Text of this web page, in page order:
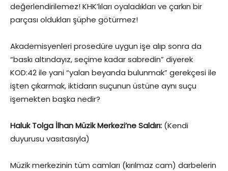
değerlendirilemez! KHK’lıları oyaladıkları ve çarkın bir
parçası oldukları şüphe götürmez!
Akademisyenleri prosedüre uygun işe alıp sonra da
“baskı altındayız, seçime kadar sabredin” diyerek
KOD:42 ile yani “yalan beyanda bulunmak” gerekçesi ile
işten çıkarmak, iktidarın suçunun üstüne aynı suçu
işemekten başka nedir?
Haluk Tolga İlhan Müzik Merkezi’ne Saldırı: (Kendi
duyurusu vasıtasıyla)
Müzik merkezinin tüm camları (kırılmaz cam) darbelerin